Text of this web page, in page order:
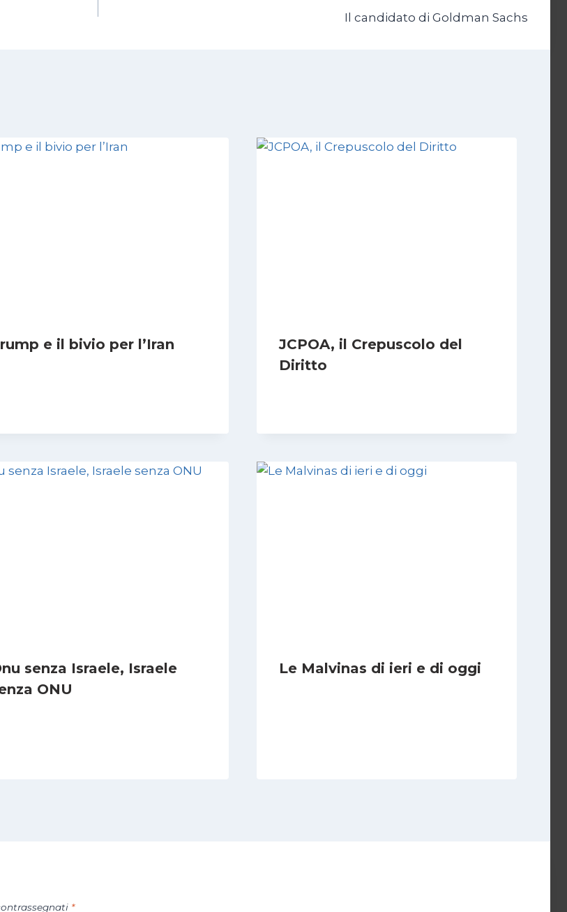
Il candidato di Goldman Sachs
e il bivio per l’Iran
JCPOA, il Crepuscolo del
Diritto
senza Israele, Israele
ONU
Le Malvinas di ieri e di oggi
*